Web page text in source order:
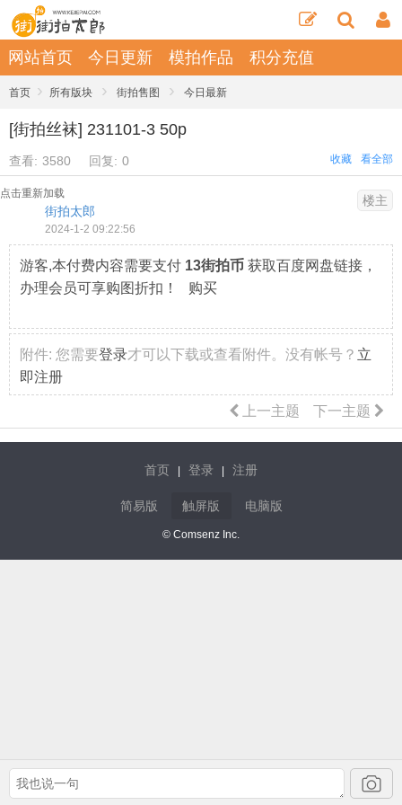
网站首页 今日更新 模拍作品 积分充值
首页 › 所有版块 › 街拍售图 › 今日最新
[街拍丝袜] 231101-3 50p
查看: 3580 回复: 0 看全部
收藏
点击重新加载
街拍太郎
2024-1-2 09:22:56
楼主
游客,本付费内容需要支付 13街拍币 获取百度网盘链接，
办理会员可享购图折扣！ 购买
附件: 您需要登录才可以下载或查看附件。没有帐号？ 立
即注册
下一主题
上一主题
首页 登录 注册
简易版 触屏版 电脑版
© Comsenz Inc.